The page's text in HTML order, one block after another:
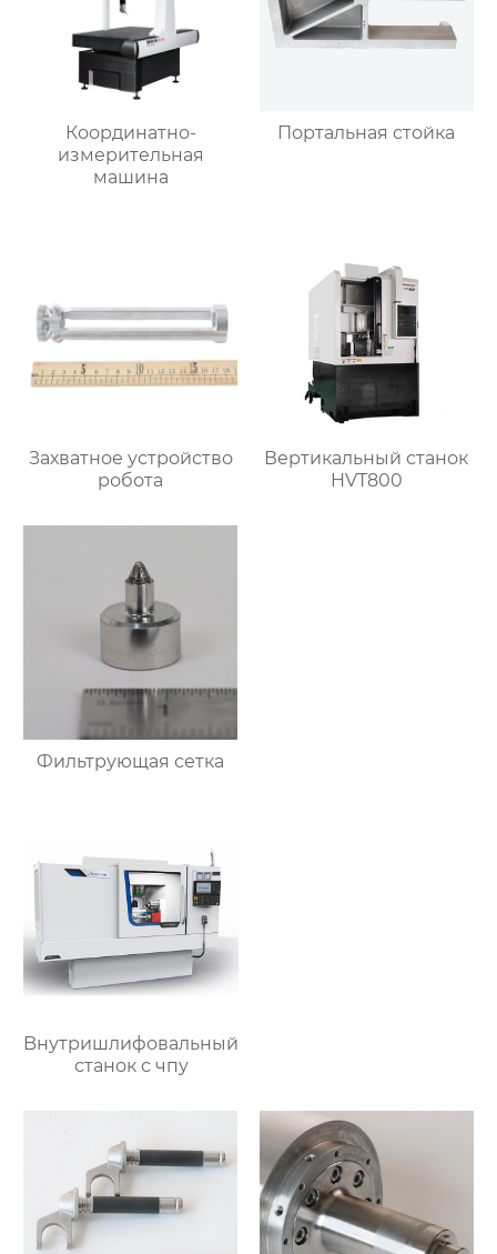
Координатно-
измерительная
машина
Портальная стойка
Захватное устройство
робота
Вертикальный станок
HVT800
Фильтрующая сетка
Bнутришлифовальный
станок с чпу